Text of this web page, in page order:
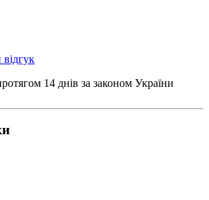
14 днів за законом України